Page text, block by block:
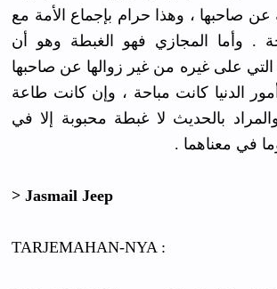
عن صاحبها ، وهذا حرام بإجماع الأمة مع
. وأما المجازي فهو الغبطة وهو أن
التي على غيره من غير زوالها عن صاحبها
الدنيا كانت مباحة ، وإن كانت طاعة
بالحديث لا غبطة محبوبة إلا في
في معناهما .
> Jasmail Jeep
TARJEMAHAN-NYA :